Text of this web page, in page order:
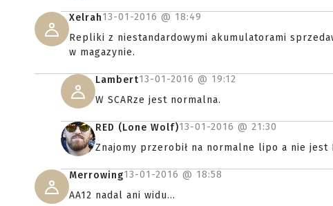
Xelrah13-01-2016 @ 18:49
Repliki z niestandardowymi akumulatorami
w magazynie.
Lambert13-01-2016 @ 19:12
W SCARze jest normalna.
RED (Lone Wolf)13-01-2016 @ 21:30
Znajomy przerobił na normalne lipo a nie jest
Merrowing13-01-2016 @ 18:58
AA12 nadal ani widu...